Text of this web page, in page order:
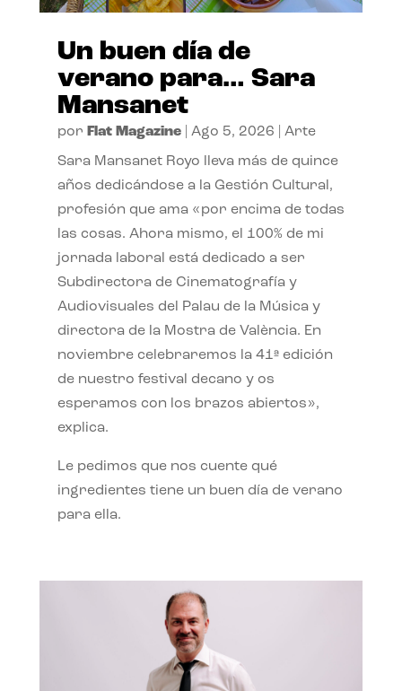
Un buen día de
verano para… Sara
Mansanet
por Flat Magazine| Ago 5, 2026 Arte
Sara Mansanet Royo lleva más de quince
años dedicándose a la Gestión Cultural,
profesión que ama «por encima de todas
las cosas. Ahora mismo, el 100% de mi
jornada laboral está dedicado a ser
Subdirectora de Cinematografía y
Audiovisuales del Palau de la Música y
directora de la Mostra de València. En
noviembre celebraremos la 41ª edición
de nuestro festival decano y os
esperamos con los brazos abiertos»,
explica.
Le pedimos que nos cuente qué
ingredientes tiene un buen día de verano
para ella.